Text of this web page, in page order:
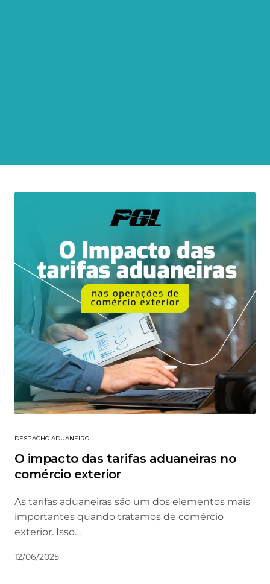
DESPACHO ADUANEIRO
O impacto das tarifas aduaneiras no
comércio exterior
As tarifas aduaneiras são um dos elementos mais
importantes quando tratamos de comércio
exterior. Isso…
12/06/2025